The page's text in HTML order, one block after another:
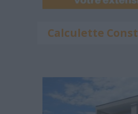
Calculette